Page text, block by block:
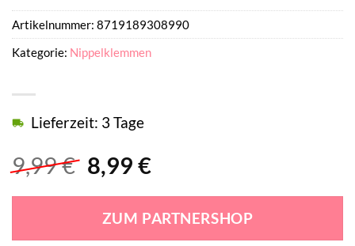
9,99€ Ursprünglicher
war:
9,99 €
8,99 €Aktueller
ist:
8,99 €.
Lieferzeit: 3 Tage
ZUM PARTNERSHOP
Artikelnummer: 8719189308990
Kategorie: Nippelklemmen